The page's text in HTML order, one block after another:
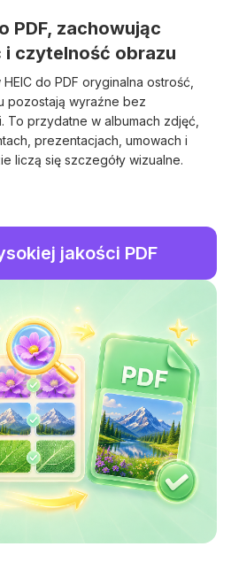
PDF, zachowując
i czytelność obrazu
do PDF oryginalna ostrość,
pozostają wyraźne bez
To przydatne w albumach zdjęć,
prezentacjach, umowach i
liczą się szczegóły wizualne.
jakości PDF